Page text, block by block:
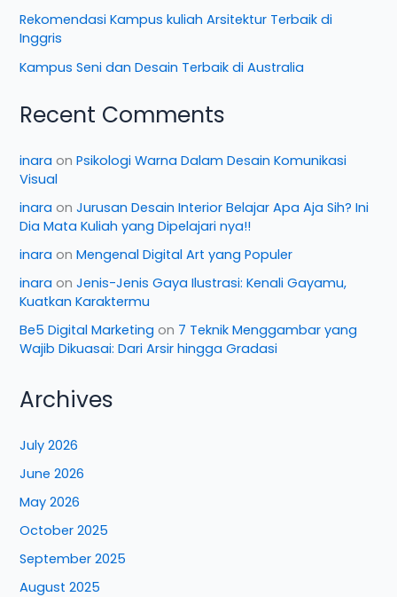
Rekomendasi Kampus kuliah Arsitektur Terbaik di
Inggris
Kampus Seni dan Desain Terbaik di Australia
Recent Comments
inara onPsikologi Warna Dalam Desain Komunikasi
Visual
inara onJurusan Desain Interior Belajar Apa Aja Sih? Ini
Dia Mata Kuliah yang Dipelajari nya!!
inara onMengenal Digital Art yang Populer
inara onJenis-Jenis Gaya Ilustrasi: Kenali Gayamu,
Kuatkan Karaktermu
Be5 Digital Marketing on 7 Teknik Menggambar yang
Wajib Dikuasai: Dari Arsir hingga Gradasi
Archives
July 2026
June 2026
May 2026
October 2025
September 2025
August 2025